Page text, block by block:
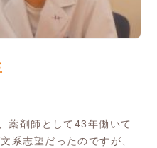
剤師として43年働いて
系志望だったのですが、